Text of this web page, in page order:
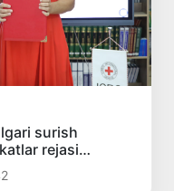
surish
rejasi